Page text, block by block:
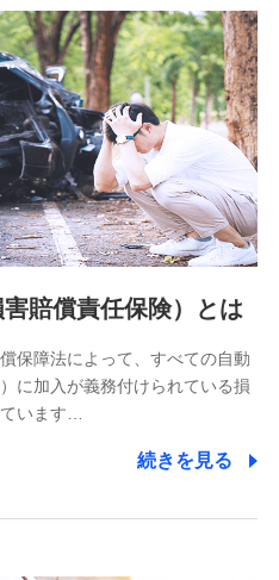
わせ内容の正確な把握のため
名、連絡先
ランス 営業部長
橋人形町2-14-10 アーバン
ンス
ついて
ん。
範囲内において個人情報の取
賠償責任保険）とは
保障法によって、すべての自動
に加入が義務付けられている損
います…
続きを見る